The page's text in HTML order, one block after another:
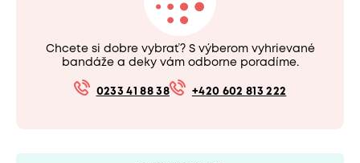
Chcete si dobre vybrať? S výberom vyhrievané
bandáže a deky vám odborne poradíme.
0233 41 88 38 +420 602 813 222